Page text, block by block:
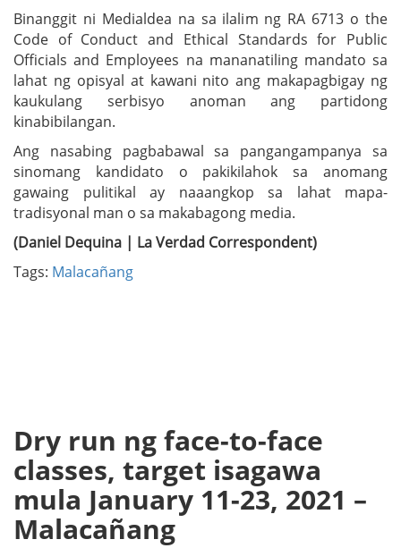
Binanggit ni Medialdea na sa ilalim ng RA 6713 o the
Code of Conduct and Ethical Standards for Public
Officials and Employees na mananatiling mandato sa
lahat ng opisyal at kawani nito ang makapagbigay ng
kaukulang serbisyo anoman ang partidong
kinabibilangan.
Ang nasabing pagbabawal sa pangangampanya sa
sinomang kandidato o pakikilahok sa anomang
gawaing pulitikal ay naaangkop sa lahat mapa-
tradisyonal man o sa makabagong media.
(Daniel Dequina | La Verdad Correspondent)
Tags: Malacañang
Dry run ng face-to-face
classes, target isagawa
mula January 11-23, 2021 –
Malacañang